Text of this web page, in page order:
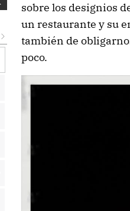
sobre los designios
un restaurante y su
también de
poco.